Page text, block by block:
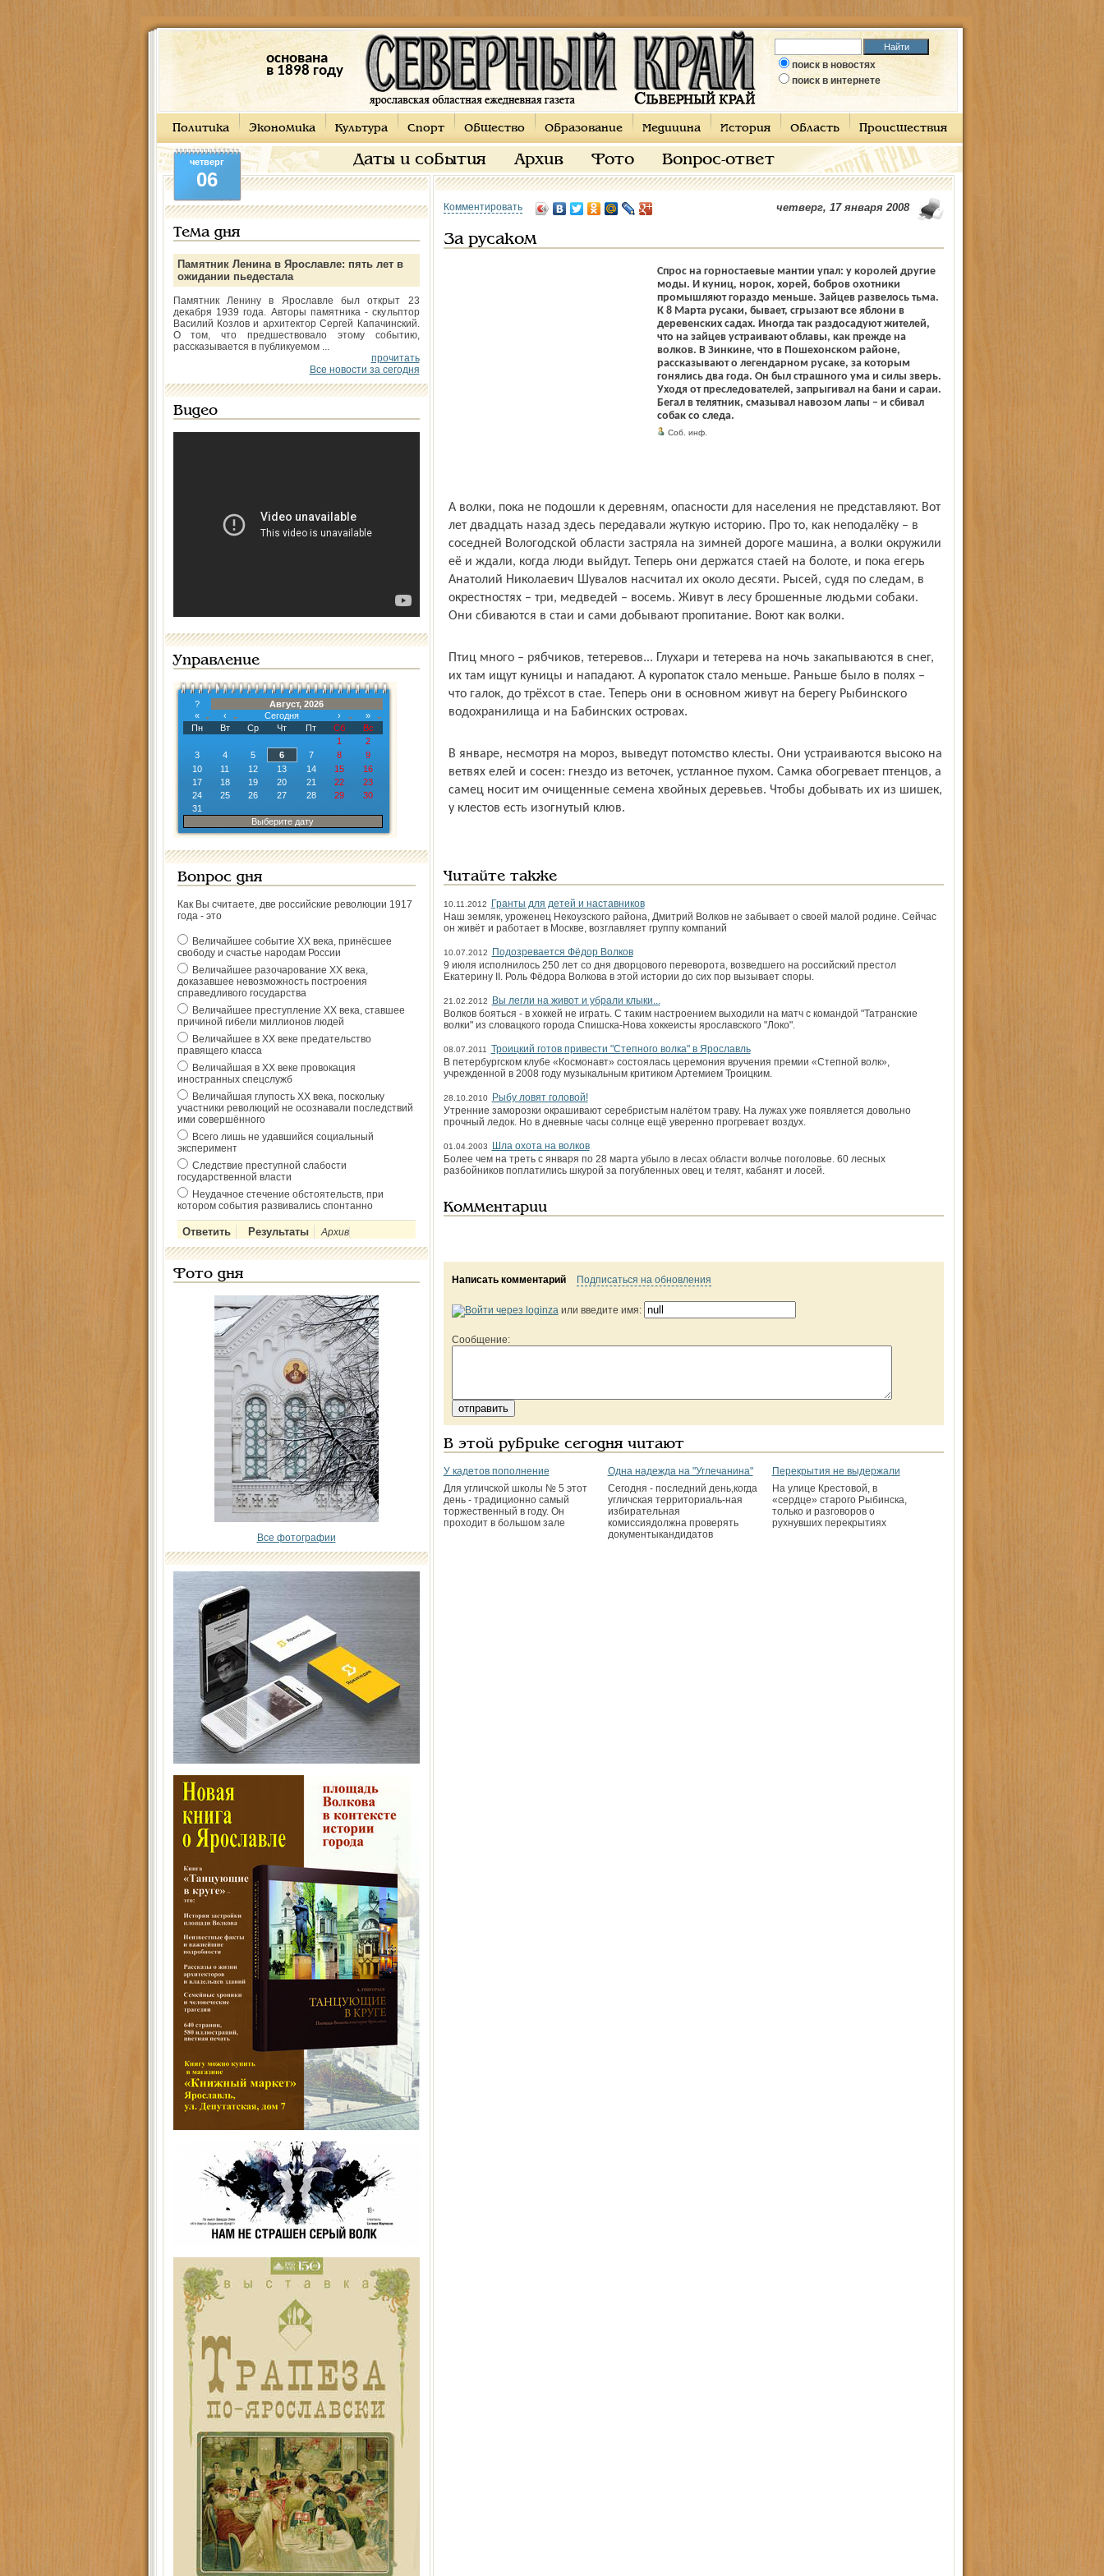
основана
в 1898 году
поиск в новостях
поиск в интернете
Политика Экономика Культура Спорт Общество Образование Медицина История Область Происшествия
Даты и события Архив Фото Вопрос-ответ
четверг
06
Тема дня
Памятник Ленина в Ярославле: пять лет в
ожидании пьедестала
Памятник Ленину в Ярославле был открыт 23
декабря 1939 года. Авторы памятника - скульптор
Василий Козлов и архитектор Сергей Капачинский.
О том, что предшествовало этому событию,
рассказывается в публикуемом ...
прочитать
Все новости за сегодня
Видео
Управление
?
Август, 2026
«
‹ Сегодня ›
»
Пн
Вт Ср Чт Пт Сб
Вс
1
2
3
4 5 6 7 8
9
10
11 12 13 14 15
16
17
18 19 20 21 22
23
24
25 26 27 28 29
30
31
Выберите дату
Вопрос дня
Как Вы считаете, две российские революции 1917
года - это
Величайшее событие ХХ века, принёсшее
свободу и счастье народам России
Величайшее разочарование ХХ века,
доказавшее невозможность построения
справедливого государства
Величайшее преступление ХХ века, ставшее
причиной гибели миллионов людей
Величайшее в ХХ веке предательство
правящего класса
Величайшая в ХХ веке провокация
иностранных спецслужб
Величайшая глупость ХХ века, поскольку
участники революций не осознавали последствий
ими совершённого
Всего лишь не удавшийся социальный
эксперимент
Следствие преступной слабости
государственной власти
Неудачное стечение обстоятельств, при
котором события развивались спонтанно
Архив
Фото дня
Все фотографии
Комментировать четверг, 17 января 2008
За русаком
Спрос на горностаевые мантии упал: у королей другие
моды. И куниц, норок, хорей, бобров охотники
промышляют гораздо меньше. Зайцев развелось тьма.
К 8 Марта русаки, бывает, сгрызают все яблони в
деревенских садах. Иногда так раздосадуют жителей,
что на зайцев устраивают облавы, как прежде на
волков. В Зинкине, что в Пошехонском районе,
рассказывают о легендарном русаке, за которым
гонялись два года. Он был страшного ума и силы зверь.
Уходя от преследователей, запрыгивал на бани и сараи.
Бегал в телятник, смазывал навозом лапы – и сбивал
собак со следа.
Соб. инф.
А волки, пока не подошли к деревням, опасности для населения не представляют. Вот
лет двадцать назад здесь передавали жуткую историю. Про то, как неподалёку – в
соседней Вологодской области застряла на зимней дороге машина, а волки окружили
её и ждали, когда люди выйдут. Теперь они держатся стаей на болоте, и пока егерь
Анатолий Николаевич Шувалов насчитал их около десяти. Рысей, судя по следам, в
окрестностях – три, медведей – восемь. Живут в лесу брошенные людьми собаки.
Они сбиваются в стаи и сами добывают пропитание. Воют как волки.
Птиц много – рябчиков, тетеревов... Глухари и тетерева на ночь закапываются в снег,
их там ищут куницы и нападают. А куропаток стало меньше. Раньше было в полях –
что галок, до трёхсот в стае. Теперь они в основном живут на берегу Рыбинского
водохранилища и на Бабинских островах.
В январе, несмотря на мороз, выведут потомство клесты. Они устраиваются высоко на
ветвях елей и сосен: гнездо из веточек, устланное пухом. Самка обогревает птенцов, а
самец носит им очищенные семена хвойных деревьев. Чтобы добывать их из шишек,
у клестов есть изогнутый клюв.
Читайте также
10.11.2012
Гранты для детей и наставников
Наш земляк, уроженец Некоузского района, Дмитрий Волков не забывает о своей малой родине. Сейчас
он живёт и работает в Москве, возглавляет группу компаний
10.07.2012
Подозревается Фёдор Волков
9 июля исполнилось 250 лет со дня дворцового переворота, возведшего на российский престол
Екатерину II. Роль Фёдора Волкова в этой истории до сих пор вызывает споры.
21.02.2012
Вы легли на живот и убрали клыки...
Волков бояться - в хоккей не играть. С таким настроением выходили на матч с командой "Татранские
волки" из словацкого города Спишска-Нова хоккеисты ярославского "Локо".
08.07.2011
Троицкий готов привести "Степного волка" в Ярославль
В петербургском клубе «Космонавт» состоялась церемония вручения премии «Степной волк»,
учрежденной в 2008 году музыкальным критиком Артемием Троицким.
28.10.2010
Рыбу ловят головой!
Утренние заморозки окрашивают серебристым налётом траву. На лужах уже появляется довольно
прочный ледок. Но в дневные часы солнце ещё уверенно прогревает воздух.
01.04.2003
Шла охота на волков
Более чем на треть с января по 28 марта убыло в лесах области волчье поголовье. 60 лесных
разбойников поплатились шкурой за погубленных овец и телят, кабанят и лосей.
Комментарии
Написать комментарий Подписаться на обновления
или введите имя:
Сообщение:
В этой рубрике сегодня читают
У кадетов пополнение
Для угличской школы № 5 этот
день - традиционно самый
торжественный в году. Он
проходит в большом зале
Одна надежда на "Углечанина"
Сегодня - последний день,когда
угличская территориаль-ная
избирательная
комиссиядолжна проверять
документыкандидатов
Перекрытия не выдержали
На улице Крестовой, в
«сердце» старого Рыбинска,
только и разговоров о
рухнувших перекрытиях